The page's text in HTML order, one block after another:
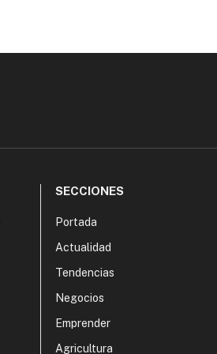
SECCIONES
Portada
Actualidad
Tendencias
Negocios
Emprender
Agricultura